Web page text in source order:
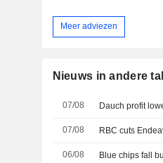
Meer adviezen
Nieuws in andere
07/08 Dauch profit
07/08 RBC cuts
06/08 Blue chips fall